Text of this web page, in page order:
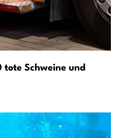
Schweine und